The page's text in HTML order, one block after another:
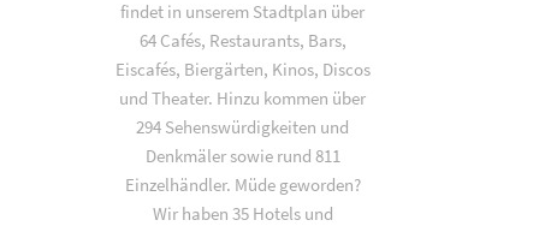
findet in unserem Stadtplan über
64 Cafés, Restaurants, Bars,
Eiscafés, Biergärten, Kinos, Discos
und Theater. Hinzu kommen über
294 Sehenswürdigkeiten und
Denkmäler sowie rund 811
Einzelhändler. Müde geworden?
Wir haben 35 Hotels und